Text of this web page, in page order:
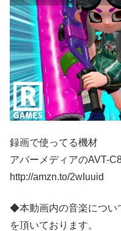
録画で使ってる機材
アバーメディアのAVT-
http://amzn.to/2wIuuid
◆本動画内の音楽につい
を頂いております。